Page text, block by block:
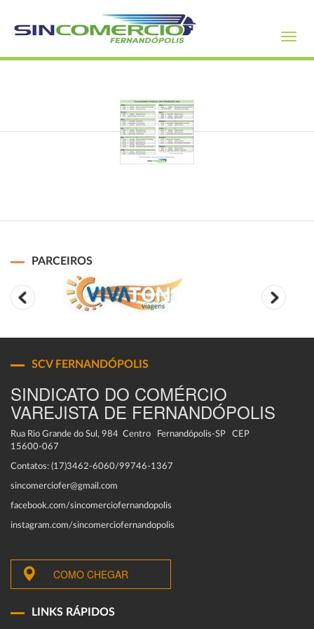
PARCEIROS
SCV FERNANDÓPOLIS
SINDICATO DO COMÉRCIO
VAREJISTA DE FERNANDÓPOLIS
Rua Rio Grande do Sul, 984 Centro Fernandópolis-SP CEP
15600-067
Contatos: (17)3462-6060/99746-1367
sincomerciofer@gmail.com
facebook.com/sincomerciofernandopolis
instagram.com/sincomerciofernandopolis
COMO CHEGAR
LINKS RÁPIDOS